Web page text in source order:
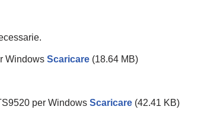
Windows Scaricare (18.64 MB)
per Windows Scaricare (42.41 KB)